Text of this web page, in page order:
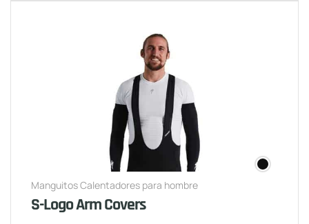
Manguitos Calentadores para hombre
S-Logo Arm Covers